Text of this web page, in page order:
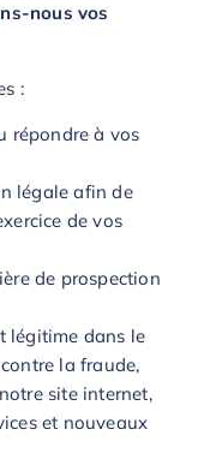
nous vos
:
répondre à vos
légale afin de
de vos
de prospection
légitime dans le
la fraude,
site internet,
et nouveaux